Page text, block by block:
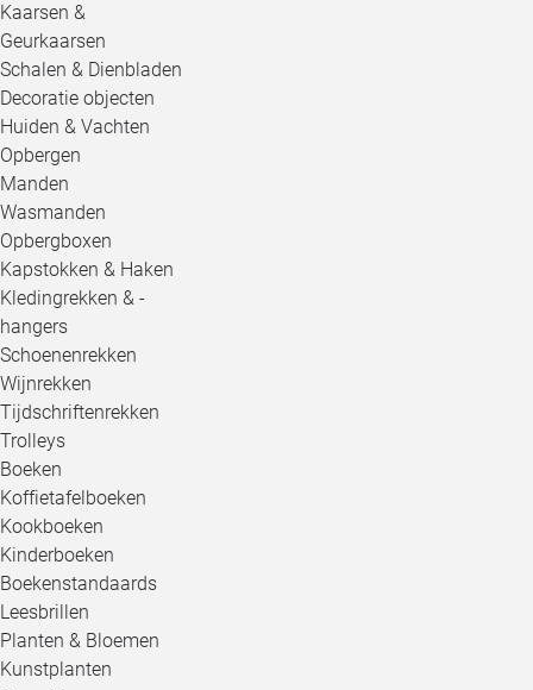
Kaarsen &
Geurkaarsen
Schalen & Dienbladen
Decoratie objecten
Huiden & Vachten
Opbergen
Manden
Wasmanden
Opbergboxen
Kapstokken & Haken
Kledingrekken & -
hangers
Schoenenrekken
Wijnrekken
Tijdschriftenrekken
Trolleys
Boeken
Koffietafelboeken
Kookboeken
Kinderboeken
Boekenstandaards
Leesbrillen
Planten & Bloemen
Kunstplanten